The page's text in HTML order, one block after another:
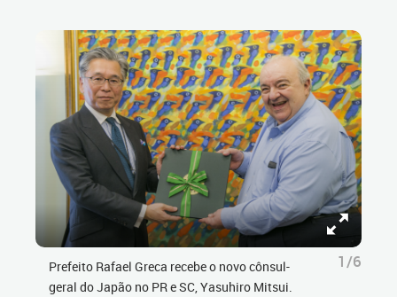
Prefeito Rafael Greca recebe o novo cônsul-
geral do Japão no PR e SC, Yasuhiro Mitsui.
1/6